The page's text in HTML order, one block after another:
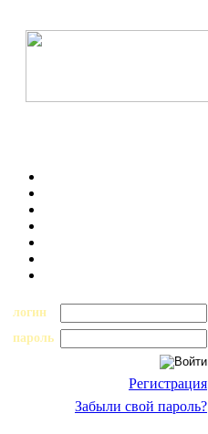
логин
пароль
Регистрация
Забыли свой пароль?